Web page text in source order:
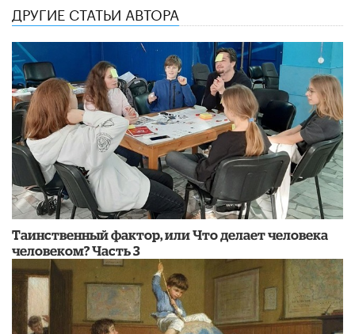
ДРУГИЕ СТАТЬИ АВТОРА
Таинственный фактор, или Что делает человека
человеком? Часть 3